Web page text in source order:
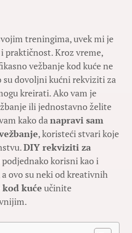
treningima, uvek mi je
praktičnost. Kroz vreme,
vežbanje kod kuće ne
su dovoljni kućni rekviziti za
kreirati. Ako vam je
ili jednostavno želite
kako danapravi sam
, koristeći stvari koje
DIY rekviziti za
korisni kao i
ovo su neki od kreativnih
kuće učinite